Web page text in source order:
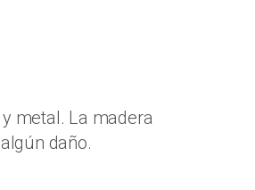
metal. La madera
daño.